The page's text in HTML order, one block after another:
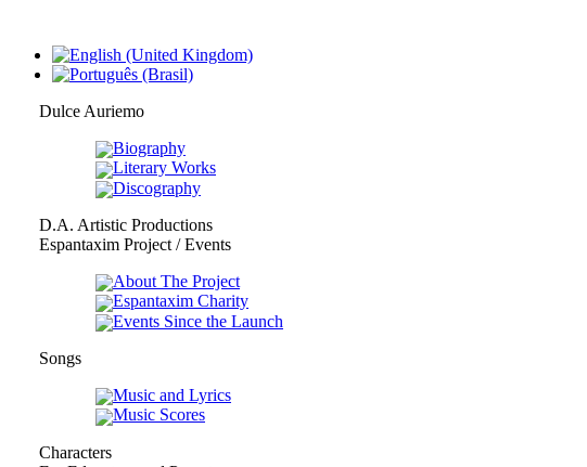
Dulce Auriemo
Biography
Literary Works
Discography
D.A. Artistic Productions
Espantaxim Project / Events
About The Project
Espantaxim Charity
Events Since the Launch
Songs
Music and Lyrics
Music Scores
Characters